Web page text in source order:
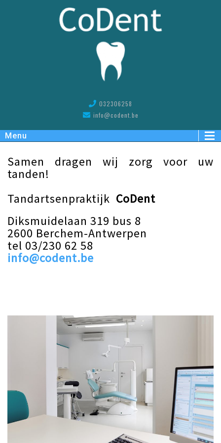
032306258
info@codent.be
Menu
Samen dragen wij zorg voor uw
tanden!
Tandartsenpraktijk CoDent
Diksmuidelaan 319 bus 8
2600 Berchem-Antwerpen
tel 03/230 62 58
info@codent.be